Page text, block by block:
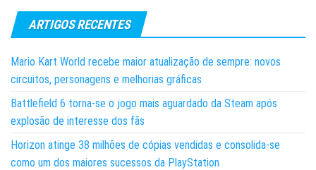
ARTIGOS RECENTES
Mario Kart World recebe maior atualização de sempre: novos
circuitos, personagens e melhorias gráficas
Battlefield 6 torna-se o jogo mais aguardado da Steam após
explosão de interesse dos fãs
Horizon atinge 38 milhões de cópias vendidas e consolida-se
como um dos maiores sucessos da PlayStation